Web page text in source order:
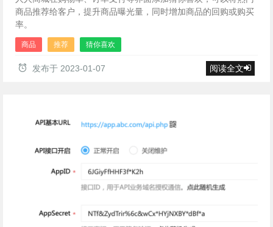
商品推荐给客户，提升商品曝光量，同时增加商品的回购或购买
率。
商品 推荐 猜你喜欢
发布于 2023-01-07 阅读全文